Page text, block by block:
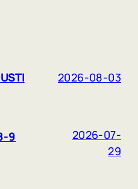
2026-08-03
9
2026-07-
29